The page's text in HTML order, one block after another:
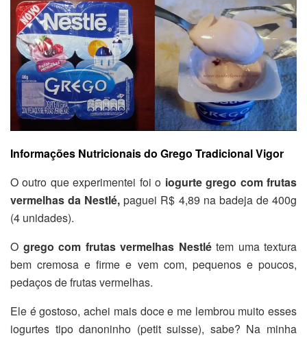
Informações Nutricionais do Grego Tradicional Vigor
O outro que experimentei foi o iogurte grego com frutas
vermelhas da Nestlé,paguei R$ 4,89 na badeja de 400g
(4 unidades).
O grego com frutas vermelhas Nestlétem uma textura
bem cremosa e firme e vem com, pequenos e poucos,
pedaços de frutas vermelhas.
Ele é gostoso, achei mais doce e me lembrou muito esses
iogurtes tipo danoninho (petit suisse), sabe? Na minha